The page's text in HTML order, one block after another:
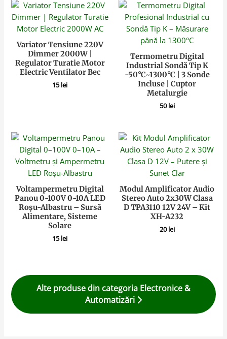
Variator Tensiune 220V
Dimmer 2000W |
Regulator Turatie Motor
Electric Ventilator Bec
15lei
Termometru Digital
Industrial Sondă Tip K
-50°C~1300°C | 3 Sonde
Incluse | Cuptor
Metalurgie
50lei
Voltampermetru Digital
Panou 0-100V 0-10A LED
Roșu-Albastru – Sursă
Alimentare, Sisteme
Solare
15lei
Modul Amplificator Audio
Stereo Auto 2x30W Clasa
D TPA3110 12V 24V – Kit
XH-A232
20lei
Alte produse din categoria Electronice &
Automatizări